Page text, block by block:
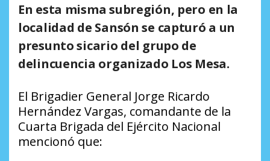
En esta misma subregión, pero en la
localidad de Sansón se capturó a un
presunto sicario del grupo de
delincuencia organizado Los Mesa.
El Brigadier General Jorge Ricardo
Hernández Vargas, comandante de la
Cuarta Brigada del Ejército Nacional
mencionó que: